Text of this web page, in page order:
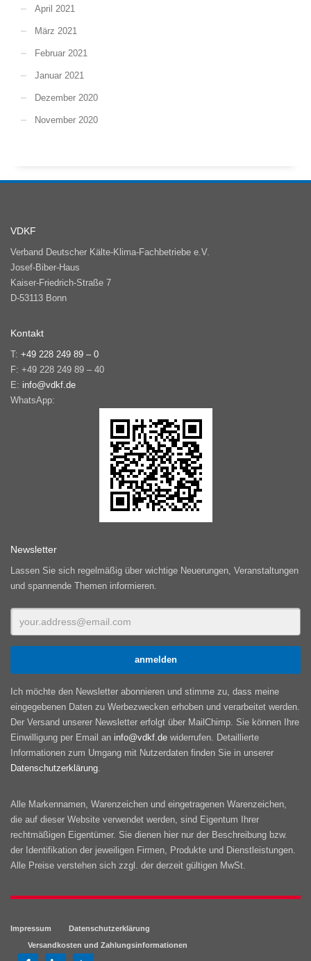
April 2021
März 2021
Februar 2021
Januar 2021
Dezember 2020
November 2020
VDKF
Verband Deutscher Kälte-Klima-Fachbetriebe e.V.
Josef-Biber-Haus
Kaiser-Friedrich-Straße 7
D-53113 Bonn
Kontakt
T: +49 228 249 89 – 0
F: +49 228 249 89 – 40
E: info@vdkf.de
WhatsApp:
Newsletter
Lassen Sie sich regelmäßig über wichtige Neuerungen, Veranstaltungen
und spannende Themen informieren.
Ich möchte den Newsletter abonnieren und stimme zu, dass meine
eingegebenen Daten zu Werbezwecken erhoben und verarbeitet werden.
Der Versand unserer Newsletter erfolgt über MailChimp. Sie können Ihre
Einwilligung per Email an info@vdkf.de widerrufen. Detaillierte
Informationen zum Umgang mit Nutzerdaten finden Sie in unserer
Datenschutzerklärung
Alle Markennamen, Warenzeichen und eingetragenen Warenzeichen,
die auf dieser Website verwendet werden, sind Eigentum Ihrer
rechtmäßigen Eigentümer. Sie dienen hier nur der Beschreibung bzw.
der Identifikation der jeweiligen Firmen, Produkte und Dienstleistungen.
Alle Preise verstehen sich zzgl. der derzeit gültigen MwSt.
Impressum
Datenschutzerklärung
Versandkosten und Zahlungsinformationen